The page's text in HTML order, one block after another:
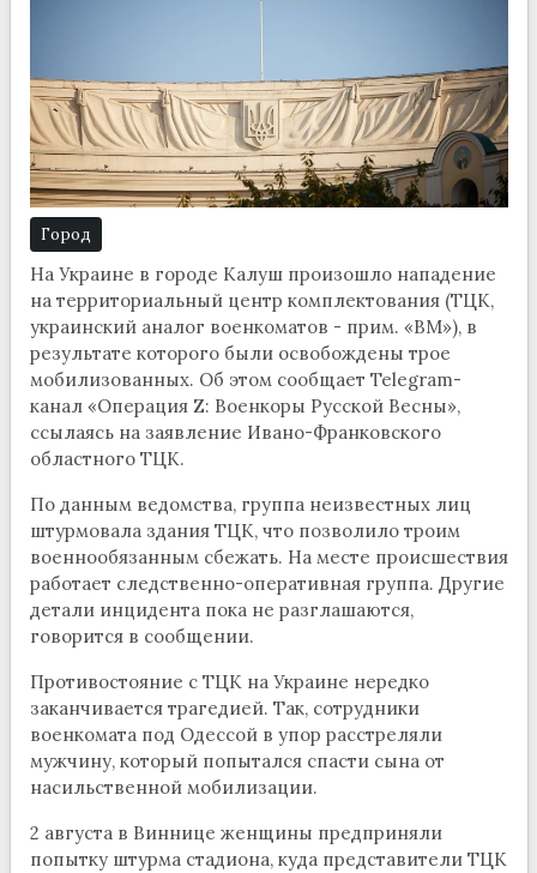
Город
На Украине в городе Калуш произошло нападение
на территориальный центр комплектования (ТЦК,
украинский аналог военкоматов - прим. «ВМ»), в
результате которого были освобождены трое
мобилизованных. Об этом сообщает Telegram-
канал «Операция Z: Военкоры Русской Весны»,
ссылаясь на заявление Ивано-Франковского
областного ТЦК.
По данным ведомства, группа неизвестных лиц
штурмовала здания ТЦК, что позволило троим
военнообязанным сбежать. На месте происшествия
работает следственно-оперативная группа. Другие
детали инцидента пока не разглашаются,
говорится в сообщении.
Противостояние с ТЦК на Украине нередко
заканчивается трагедией. Так, сотрудники
военкомата под Одессой в упор расстреляли
мужчину, который попытался спасти сына от
насильственной мобилизации.
2 августа в Виннице женщины предприняли
попытку штурма стадиона, куда представители ТЦК